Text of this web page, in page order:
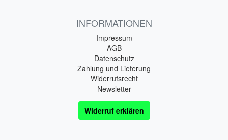
INFORMATIONEN
Impressum
AGB
Datenschutz
Zahlung und Lieferung
Widerrufsrecht
Newsletter
Widerruf erklären